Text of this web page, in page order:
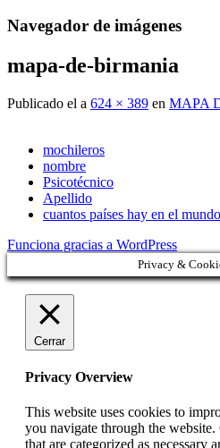
Navegador de imágenes
mapa-de-birmania
Publicado el a 624 × 389 en MAPA
mochileros
nombre
Psicotécnico
Apellido
cuantos países hay en el mundo
Funciona gracias a WordPress
Privacy &
Cerrar
Privacy Overview
This website uses cookies to
you navigate through the
that are categorized as necessary